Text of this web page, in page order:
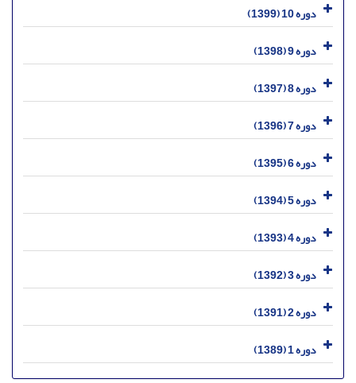
دوره 10 (1399)
دوره 9 (1398)
دوره 8 (1397)
دوره 7 (1396)
دوره 6 (1395)
دوره 5 (1394)
دوره 4 (1393)
دوره 3 (1392)
دوره 2 (1391)
دوره 1 (1389)